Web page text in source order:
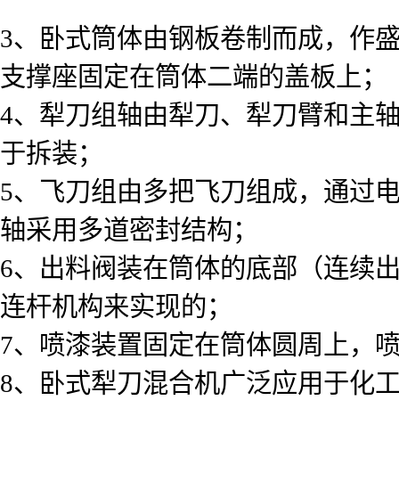
3、卧式筒体由钢板卷制而成，作
支撑座固定在筒体二端的盖板上；
4、犁刀组轴由犁刀、犁刀臂和主
于拆装；
5、飞刀组由多把飞刀组成，通过
轴采用多道密封结构；
6、出料阀装在筒体的底部（连续
连杆机构来实现的；
7、喷漆装置固定在筒体圆周上，
8、卧式犁刀混合机广泛应用于化